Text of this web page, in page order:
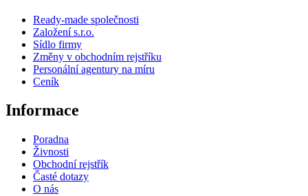
Ready-made společnosti
Založení s.r.o.
Sídlo firmy
Změny v obchodním rejstříku
Personální agentury na míru
Ceník
Informace
Poradna
Živnosti
Obchodní rejstřík
Časté dotazy
O nás